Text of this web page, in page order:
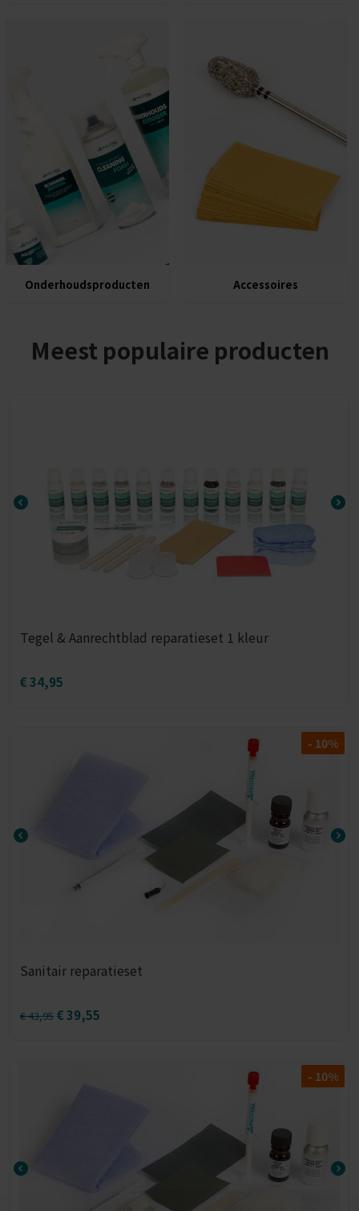
Onderhoudsproducten Accessoires
Meest populaire producten
Tegel & Aanrechtblad reparatieset 1 kleur
€34,95
- 10%
Sanitair reparatieset
€43,95 €39,55
- 10%